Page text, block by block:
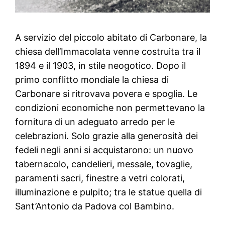
A servizio del piccolo abitato di Carbonare, la
chiesa dell’Immacolata venne costruita tra il
1894 e il 1903, in stile neogotico. Dopo il
primo conflitto mondiale la chiesa di
Carbonare si ritrovava povera e spoglia. Le
condizioni economiche non permettevano la
fornitura di un adeguato arredo per le
celebrazioni. Solo grazie alla generosità dei
fedeli negli anni si acquistarono: un nuovo
tabernacolo, candelieri, messale, tovaglie,
paramenti sacri, finestre a vetri colorati,
illuminazione e pulpito; tra le statue quella di
Sant’Antonio da Padova col Bambino.